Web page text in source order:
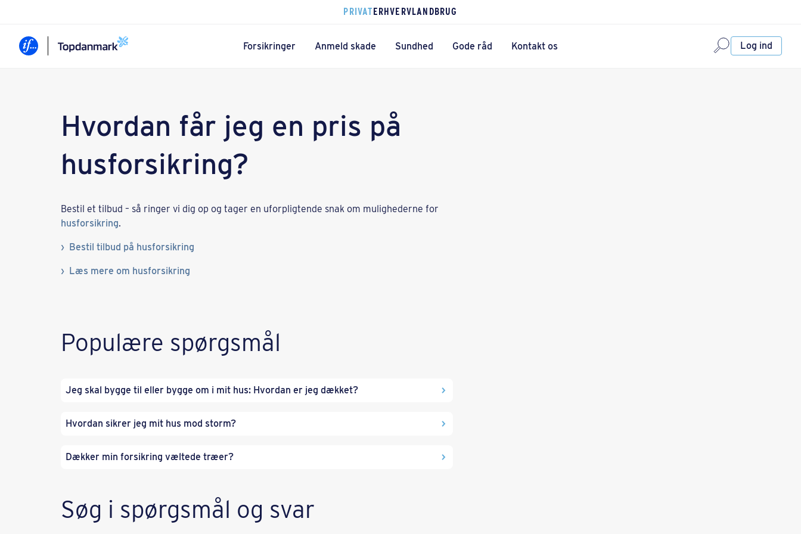
PRIVATERHVERVLANDBRUG
Forsikringer Anmeld skade Sundhed Gode råd Kontakt os Log ind
Hvordan får jeg en pris på
husforsikring?
Bestil et tilbud – så ringer vi dig op og tager en uforpligtende snak om mulighederne for
husforsikring.
Bestil tilbud på husforsikring
Læs mere om husforsikring
Populære spørgsmål
Jeg skal bygge til eller bygge om i mit hus: Hvordan er jeg dækket?
Hvordan sikrer jeg mit hus mod storm?
Dækker min forsikring væltede træer?
Søg i spørgsmål og svar